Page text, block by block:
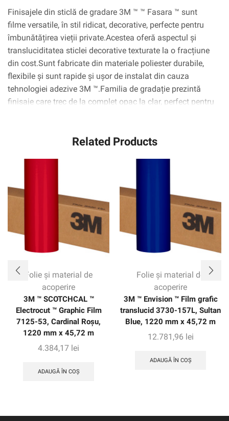
Finisajele din sticlă de gradare 3M ™ ™ Fasara ™ sunt
filme versatile, în stil ridicat, decorative, perfecte pentru
îmbunătățirea vieții private.Acestea oferă aspectul și
transluciditatea sticlei decorative texturate la o fracțiune
din cost.Sunt fabricate din materiale poliester durabile,
flexibile și sunt rapide și ușor de instalat din cauza
tehnologiei adezive 3M ™.Familia de gradație prezintă
finisaje care trec de la complet opac la clar, perfect pentru
Related Products
Folie și material de
acoperire
3M ™ SCOTCHCAL ™
Electrocut ™ Graphic Film
7125-53, Cardinal Roșu,
1220 mm x 45,72 m
4.384,17 lei
ADAUGĂ ÎN COȘ
Folie și material de
acoperire
3M ™ Envision ™ Film grafic
translucid 3730-157L, Sultan
Blue, 1220 mm x 45,72 m
12.781,96 lei
ADAUGĂ ÎN COȘ